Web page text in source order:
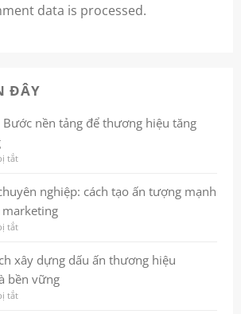
data is processed.
ĐÂY
nền tảng để thương hiệu tăng
tắtở
kế
website:
Bước
nền
để
thương
hiệu
tăng
nghiệp: cách tạo ấn tượng mạnh
tắtở
kế
banner
chuyên
nghiệp:
xây dựng dấu ấn thương hiệu
bền vững
tắtở